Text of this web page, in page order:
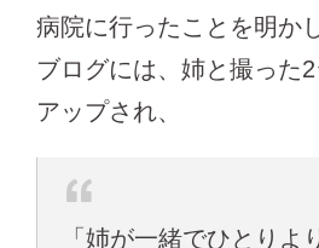
病院に行ったことを明か
ブログには、姉と撮った
アップされ、
「姉が一緒でひとりよ